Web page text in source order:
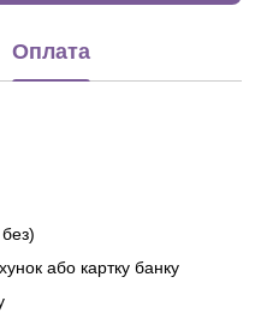
Оплата
або картку банку